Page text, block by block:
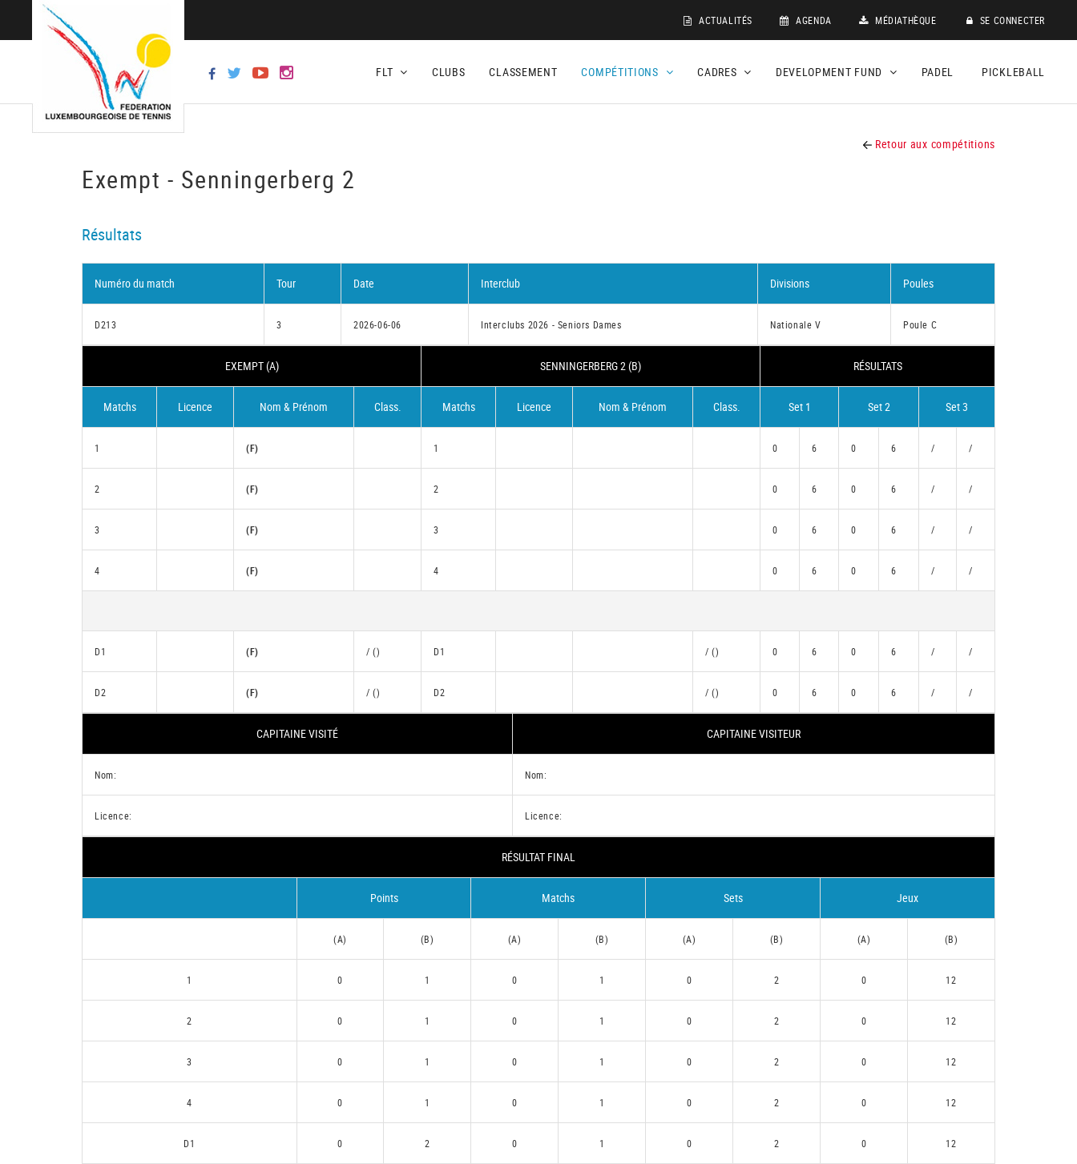
ACTUALITÉS AGENDA MÉDIATHÈQUE SE CONNECTER
FLT CLUBS CLASSEMENT COMPÉTITIONS CADRES DEVELOPMENT FUND PADEL PICKLEBALL
Retour aux compétitions
Exempt - Senningerberg 2
Résultats
Numéro du match Tour Date Interclub Divisions Poules
D213 3 2026-06-06 Interclubs 2026 - Seniors Dames Nationale V Poule C
EXEMPT (A) SENNINGERBERG 2 (B) RÉSULTATS
Matchs Licence Nom & Prénom Class. Matchs Licence Nom & Prénom Class. Set 1 Set 2 Set 3
1 (F) 1 0 6 0 6 / /
2 (F) 2 0 6 0 6 / /
3 (F) 3 0 6 0 6 / /
4 (F) 4 0 6 0 6 / /
D1 (F) / () D1 / () 0 6 0 6 / /
D2 (F) / () D2 / () 0 6 0 6 / /
CAPITAINE VISITÉ CAPITAINE VISITEUR
Nom: Nom:
Licence: Licence:
RÉSULTAT FINAL
Points Matchs Sets Jeux
(A) (B) (A) (B) (A) (B) (A) (B)
1 0 1 0 1 0 2 0 12
2 0 1 0 1 0 2 0 12
3 0 1 0 1 0 2 0 12
4 0 1 0 1 0 2 0 12
D1 0 2 0 1 0 2 0 12